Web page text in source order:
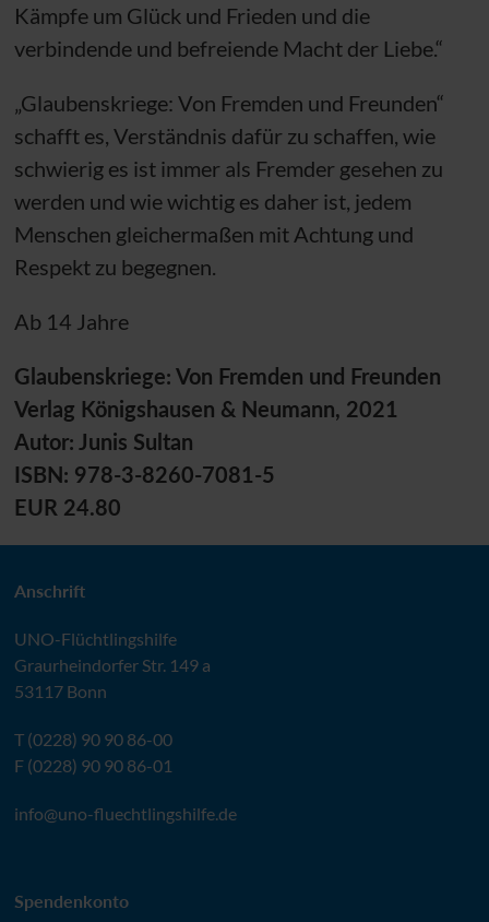
Kämpfe um Glück und Frieden und die
verbindende und befreiende Macht der Liebe.“
„Glaubenskriege: Von Fremden und Freunden“
schafft es, Verständnis dafür zu schaffen, wie
schwierig es ist immer als Fremder gesehen zu
werden und wie wichtig es daher ist, jedem
Menschen gleichermaßen mit Achtung und
Respekt zu begegnen.
Ab 14 Jahre
Glaubenskriege: Von Fremden und Freunden
Verlag Königshausen & Neumann, 2021
Autor: Junis Sultan
ISBN: 978-3-8260-7081-5
EUR 24.80
Anschrift
UNO-Flüchtlingshilfe
Graurheindorfer Str. 149 a
53117 Bonn
T (0228) 90 90 86-00
F (0228) 90 90 86-01
info@uno-fluechtlingshilfe.de
Spendenkonto